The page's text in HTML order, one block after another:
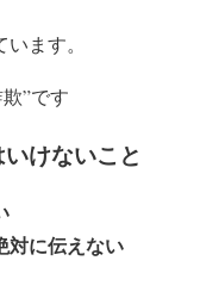
ます。
”です
けないこと
対に伝えない